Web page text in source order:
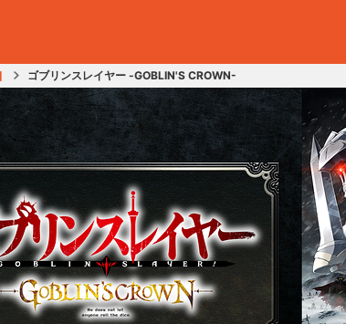
ゴブリンスレイヤー -GOBLIN'S CROWN-